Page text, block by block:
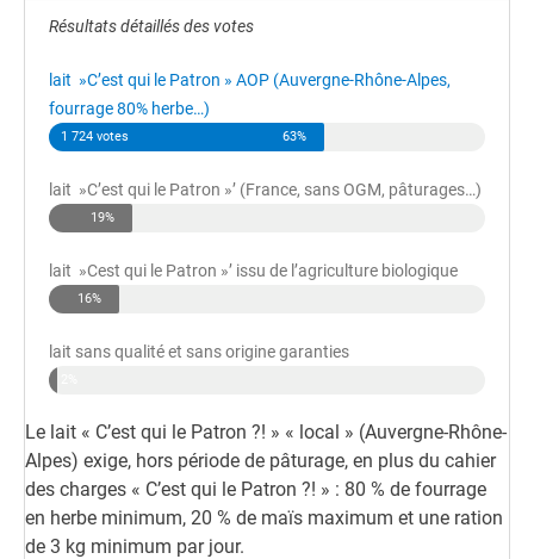
Résultats détaillés des votes
lait »C’est qui le Patron » AOP (Auvergne-Rhône-Alpes,
fourrage 80% herbe…)
1 724 votes 63%
lait »C’est qui le Patron »’ (France, sans OGM, pâturages…)
19%
lait »Cest qui le Patron »’ issu de l’agriculture biologique
16%
lait sans qualité et sans origine garanties
Le lait « C’est qui le Patron ?! » « local » (Auvergne-Rhône-
Alpes) exige, hors période de pâturage, en plus du cahier
des charges « C’est qui le Patron ?! » : 80 % de fourrage
en herbe minimum, 20 % de maïs maximum et une ration
de 3 kg minimum par jour.